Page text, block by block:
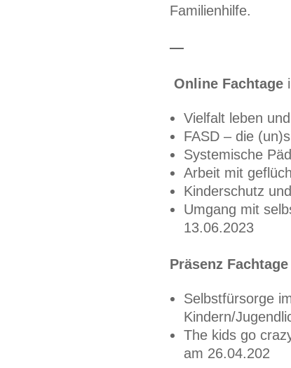
Familienhilfe.
—
Online Fachtage
Vielfalt leben
FASD – die
Systemische
Arbeit mit
Kinderschutz
Umgang mit
13.06.2023
Präsenz Fachtage
Selbstfürsorge
Kindern/
The kids go
am 26.04.202